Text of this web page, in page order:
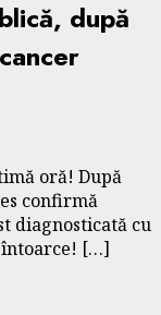
după
oră! După
confirmă
diagnosticată cu
întoarce! […]